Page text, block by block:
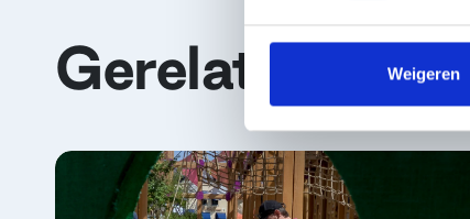
Weigeren
Gerelateerde